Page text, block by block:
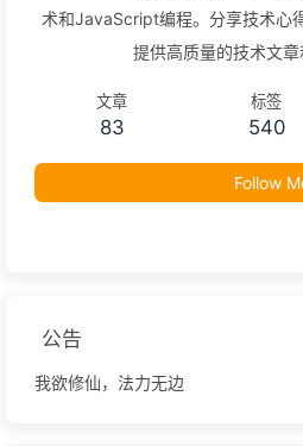
术和JavaScript编程。分享技术心
提供高质量的技术文章
文章
83
标签
540
Follow
公告
我欲修仙，法力无边